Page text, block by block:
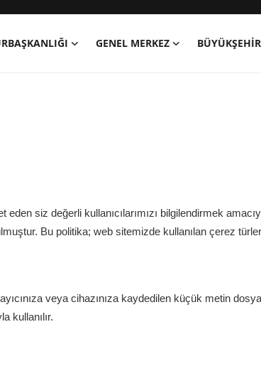
GENEL MERKEZ
siz değerli kullanıcılarımızı bilgilendirmek
Bu politika; web sitemizde kullanılan çerez
veya cihazınıza kaydedilen küçük metin
kullanılır.